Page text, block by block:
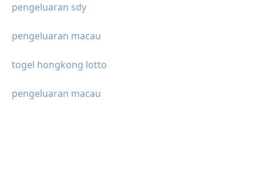
pengeluaran sdy
pengeluaran macau
togel hongkong lotto
pengeluaran macau